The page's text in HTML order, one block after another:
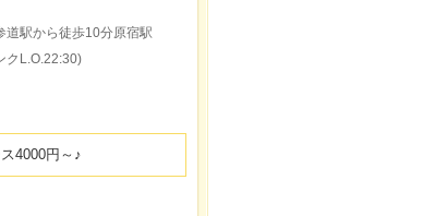
道駅から徒歩10分原宿駅
クL.O.22:30)
4000円～♪